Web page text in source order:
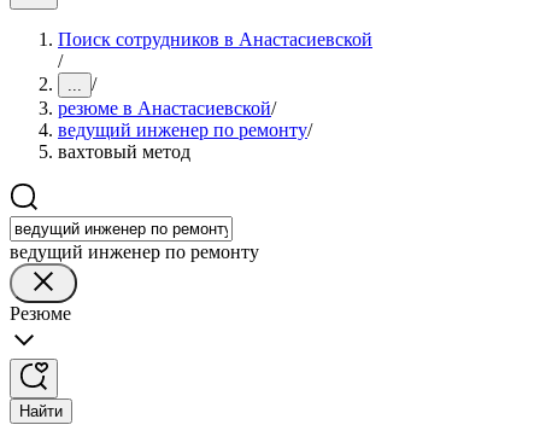
Поиск сотрудников в Анастасиевской
/
... /
резюме в Анастасиевской/
ведущий инженер по ремонту/
вахтовый метод
ведущий инженер по ремонту
Резюме
Найти